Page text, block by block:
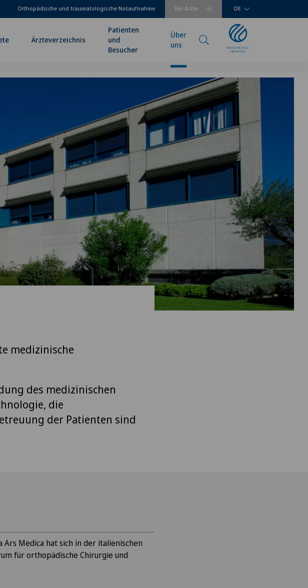
Für Ärzte
Orthopädische und traumatologische Notaufnahme DE
Ärzteverzeichnis
Patienten
und
Besucher
Über
uns
medizinische
des medizinischen
die
der Patienten sind
Ars Medica hat sich in der italienischen
für orthopädische Chirurgie und